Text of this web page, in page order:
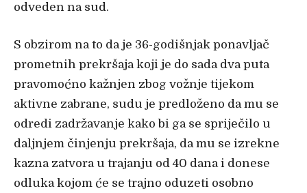
odveden na sud.
S obzirom na to da je 36-godišnjak ponavljač
prometnih prekršaja koji je do sada dva puta
pravomoćno kažnjen zbog vožnje tijekom
aktivne zabrane, sudu je predloženo da mu se
odredi zadržavanje kako bi ga se spriječilo u
daljnjem činjenju prekršaja, da mu se izrekne
kazna zatvora u trajanju od 40 dana i donese
odluka kojom će se trajno oduzeti osobno